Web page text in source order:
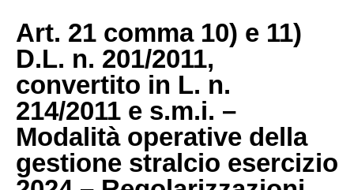
Art. 21 comma 10) e 11)
D.L. n. 201/2011,
convertito in L. n.
214/2011 e s.m.i. –
Modalità operative della
gestione stralcio esercizio